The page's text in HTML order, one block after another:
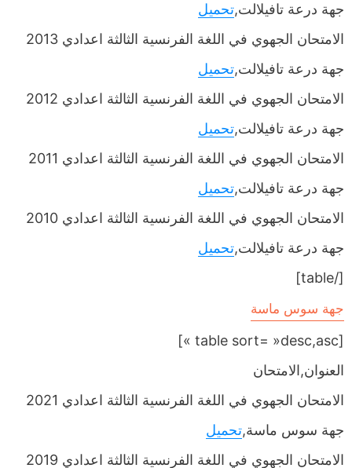
جهة درعة تافيلالت,تحميل
الامتحان الجهوي في اللغة الفرنسية الثالثة اعدادي 2013
جهة درعة تافيلالت,تحميل
الامتحان الجهوي في اللغة الفرنسية الثالثة اعدادي 2012
جهة درعة تافيلالت,تحميل
الامتحان الجهوي في اللغة الفرنسية الثالثة اعدادي 2011
جهة درعة تافيلالت,تحميل
الامتحان الجهوي في اللغة الفرنسية الثالثة اعدادي 2010
جهة درعة تافيلالت,تحميل
[/table]
جهة سوس ماسة
[table sort= »desc,asc »]
العنوان,الامتحان
الامتحان الجهوي في اللغة الفرنسية الثالثة اعدادي 2021
جهة سوس ماسة,تحميل
الامتحان الجهوي في اللغة الفرنسية الثالثة اعدادي 2019